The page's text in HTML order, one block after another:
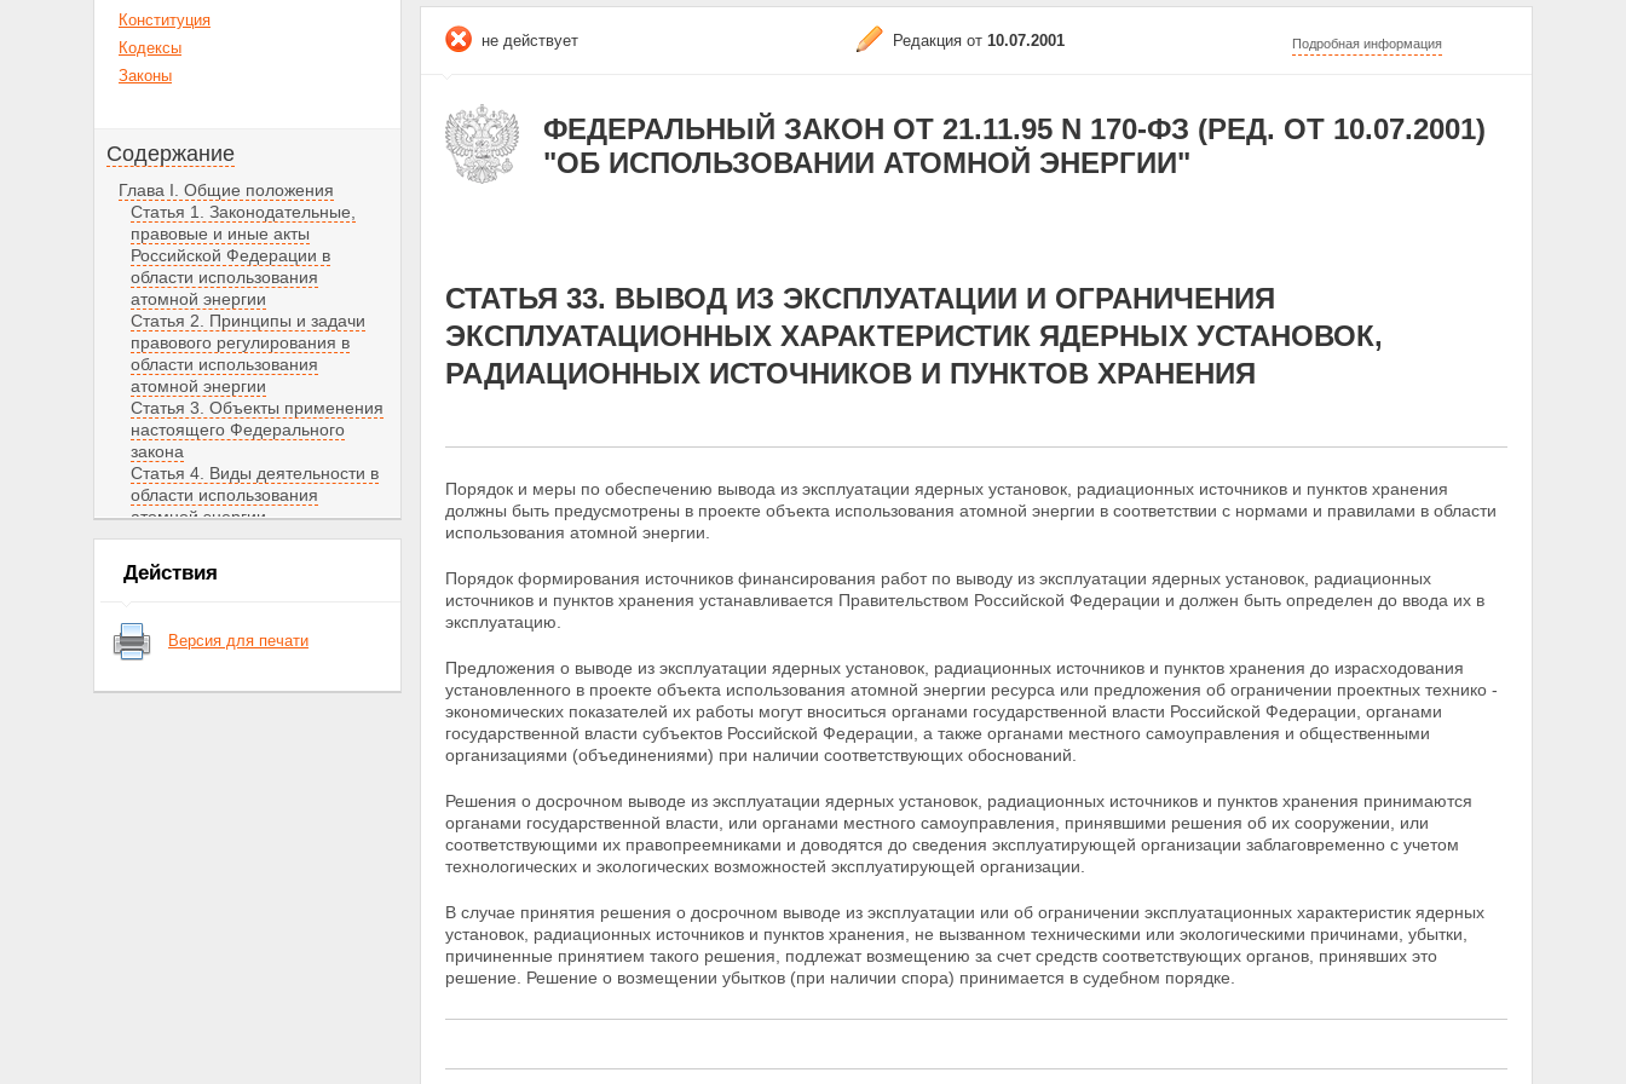
Конституция
Кодексы
Законы
Содержание
Глава I. Общие положения
Статья 1. Законодательные,
правовые и иные акты
Российской Федерации в
области использования
атомной энергии
Статья 2. Принципы и задачи
правового регулирования в
области использования
атомной энергии
Статья 3. Объекты применения
настоящего Федерального
закона
Статья 4. Виды деятельности в
области использования
атомной энергии
Статья 5. Собственность на
ядерные установки,
радиационные источники,
материалы и радиоактивные
вещества
и правила в области
Действия
Версия для печати
не действует Редакция от 10.07.2001 Подробная информация
ФЕДЕРАЛЬНЫЙ ЗАКОН ОТ 21.11.95 N 170-ФЗ (РЕД. ОТ 10.07.2001)
"ОБ ИСПОЛЬЗОВАНИИ АТОМНОЙ ЭНЕРГИИ"
СТАТЬЯ 33. ВЫВОД ИЗ ЭКСПЛУАТАЦИИ И ОГРАНИЧЕНИЯ
ЭКСПЛУАТАЦИОННЫХ ХАРАКТЕРИСТИК ЯДЕРНЫХ УСТАНОВОК,
РАДИАЦИОННЫХ ИСТОЧНИКОВ И ПУНКТОВ ХРАНЕНИЯ
Порядок и меры по обеспечению вывода из эксплуатации ядерных установок, радиационных источников и пунктов хранения
должны быть предусмотрены в проекте объекта использования атомной энергии в соответствии с нормами и правилами в области
использования атомной энергии.
Порядок формирования источников финансирования работ по выводу из эксплуатации ядерных установок, радиационных
источников и пунктов хранения устанавливается Правительством Российской Федерации и должен быть определен до ввода их в
эксплуатацию.
Предложения о выводе из эксплуатации ядерных установок, радиационных источников и пунктов хранения до израсходования
установленного в проекте объекта использования атомной энергии ресурса или предложения об ограничении проектных технико -
экономических показателей их работы могут вноситься органами государственной власти Российской Федерации, органами
государственной власти субъектов Российской Федерации, а также органами местного самоуправления и общественными
организациями (объединениями) при наличии соответствующих обоснований.
Решения о досрочном выводе из эксплуатации ядерных установок, радиационных источников и пунктов хранения принимаются
органами государственной власти, или органами местного самоуправления, принявшими решения об их сооружении, или
соответствующими их правопреемниками и доводятся до сведения эксплуатирующей организации заблаговременно с учетом
технологических и экологических возможностей эксплуатирующей организации.
В случае принятия решения о досрочном выводе из эксплуатации или об ограничении эксплуатационных характеристик ядерных
установок, радиационных источников и пунктов хранения, не вызванном техническими или экологическими причинами, убытки,
причиненные принятием такого решения, подлежат возмещению за счет средств соответствующих органов, принявших это
решение. Решение о возмещении убытков (при наличии спора) принимается в судебном порядке.